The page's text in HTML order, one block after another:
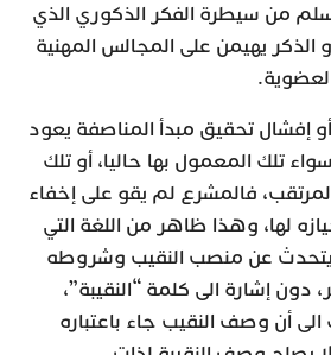
من سيطرة الفكر الذكوري الذي
الذكر يهيمن على المجالس المهنية
إفشال تحقيق مبدأ المناصفة يعود
تلك المعمول بها حاليا، أو تلك
فالمشرع لم يقو على إخفاء
لها، وهذا ظاهر من اللغة التي
يتحدث عن منصب النقيب وشروطه
إشارة الى كلمة “النقيبة”،
أن وصف النقيب جاء باعتباره